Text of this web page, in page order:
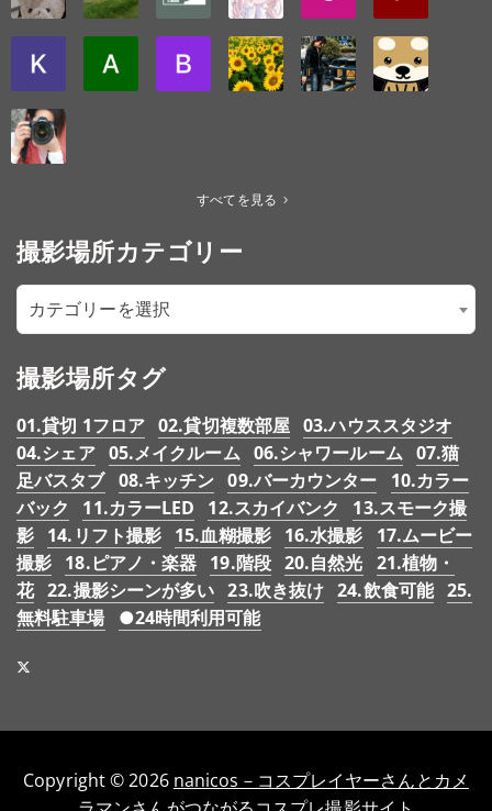
すべてを見る
撮影場所カテゴリー
カテゴリーを選択
撮影場所タグ
01.貸切 1フロア 02.貸切複数部屋 03.ハウススタジオ
04.シェア 05.メイクルーム 06.シャワールーム 07.猫
足バスタブ 08.キッチン 09.バーカウンター
10.カラー
バック
11.カラーLED 12.スカイバンク
13.スモーク撮
影 14.リフト撮影 15.血糊撮影 16.水撮影
17.ムービー
撮影 18.ピアノ・楽器 19.階段 20.自然光 21.植物・
花 22.撮影シーンが多い 23.吹き抜け 24.飲食可能 25.
無料駐車場
●24時間利用可能
Copyright © 2026 nanicos－コスプレイヤーさんとカメ